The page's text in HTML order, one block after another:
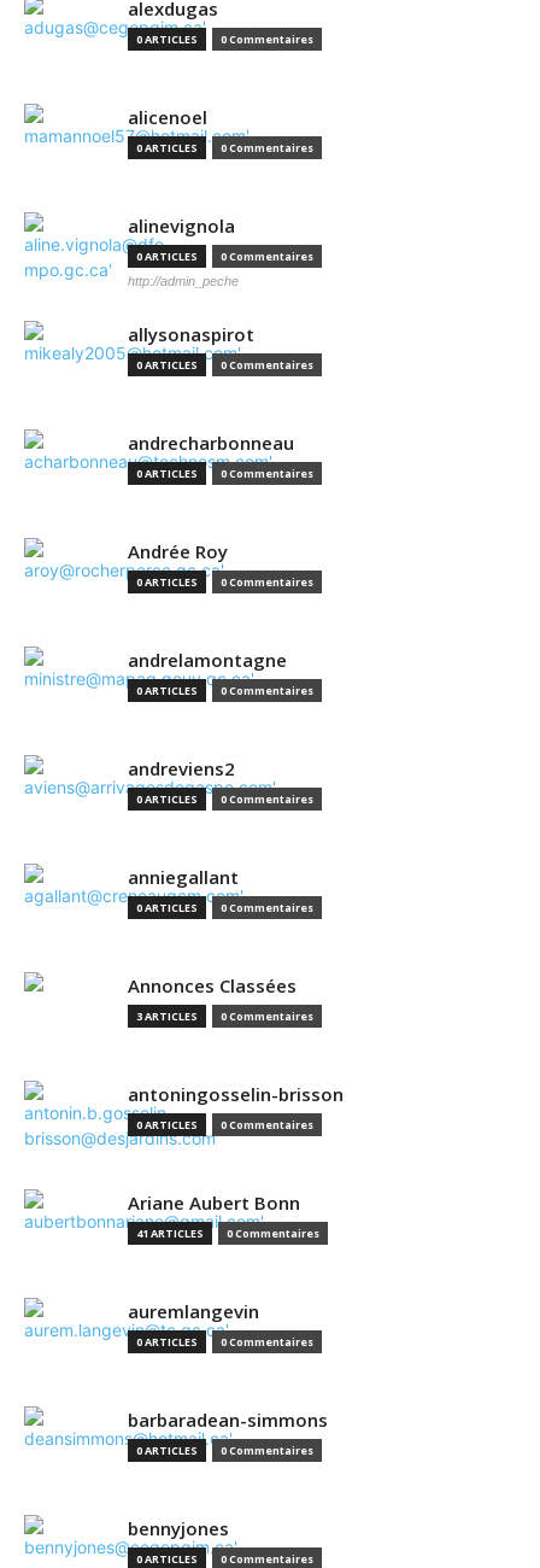
alexdugas
0 ARTICLES 0 Commentaires
alicenoel
0 ARTICLES 0 Commentaires
alinevignola
0 ARTICLES 0 Commentaires
http://admin_peche
allysonaspirot
0 ARTICLES 0 Commentaires
andrecharbonneau
0 ARTICLES 0 Commentaires
Andrée Roy
0 ARTICLES 0 Commentaires
andrelamontagne
0 ARTICLES 0 Commentaires
andreviens2
0 ARTICLES 0 Commentaires
anniegallant
0 ARTICLES 0 Commentaires
Annonces Classées
3 ARTICLES 0 Commentaires
antoningosselin-brisson
0 ARTICLES 0 Commentaires
Ariane Aubert Bonn
41 ARTICLES 0 Commentaires
auremlangevin
0 ARTICLES 0 Commentaires
barbaradean-simmons
0 ARTICLES 0 Commentaires
bennyjones
0 ARTICLES 0 Commentaires